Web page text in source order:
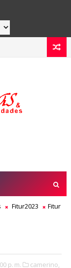
Fitur2023
Fitur
p. m.
camerino,